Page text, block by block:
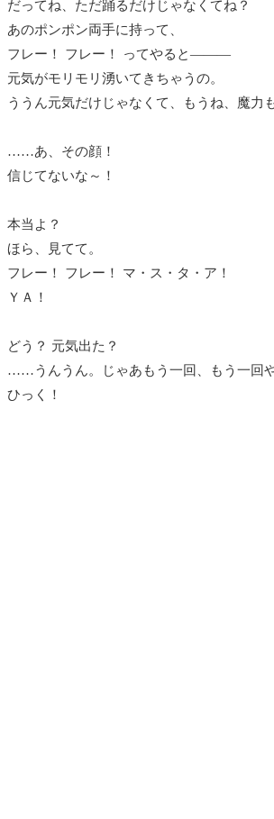
だってね、ただ踊るだけじゃなくてね？
あのポンポン両手に持って、
フレー！ フレー！ ってやると―――
元気がモリモリ湧いてきちゃうの。
ううん元気だけじゃなくて、もうね、魔力
……あ、その顔！
信じてないな～！
本当よ？
ほら、見てて。
フレー！ フレー！ マ・ス・タ・ア！
ＹＡ！
どう？ 元気出た？
……うんうん。じゃあもう一回、もう一回
ひっく！